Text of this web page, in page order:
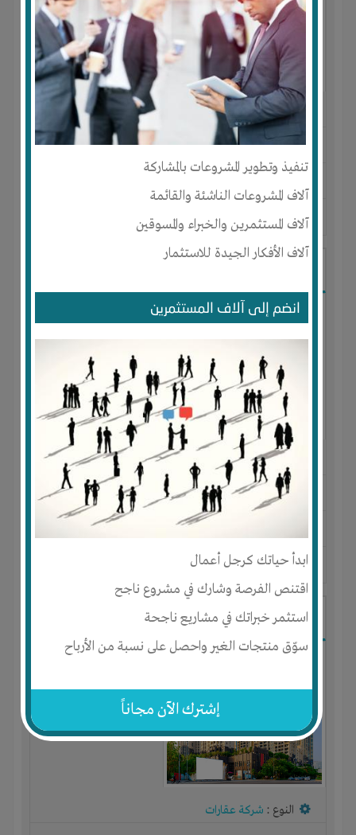
تنفيذ وتطوير المشروعات بالمشاركة
آلاف المشروعات الناشئة والقائمة
آلاف المستثمرين والخبراء والمسوقين
آلاف الأفكار الجيدة للاستثمار
انضم إلى آلاف المستثمرين
ابدأ حياتك كرجل أعمال
اقتنص الفرصة وشارك في مشروع ناجح
استثمر خبراتك في مشاريع ناجحة
سوّق منتجات الغير واحصل على نسبة من الأرباح
إشترك الآن مجاناً
النوع :مستحضرات تجميل
العنوان :المغرب-
AGADIR
-سوس
يحتاج إلي : تسويق
آخر نشاط : منذ 9 اشهر عدد الاعضاء : 0 الأعضاء
النوع :مشروع تجاري
العنوان : مصر -القاهرة-كل المناطق
يحتاج إلي :رأس المال
آخر نشاط :منذ 10 اشهر
شركه تطوير عقاري
النوع : شركة عقارات